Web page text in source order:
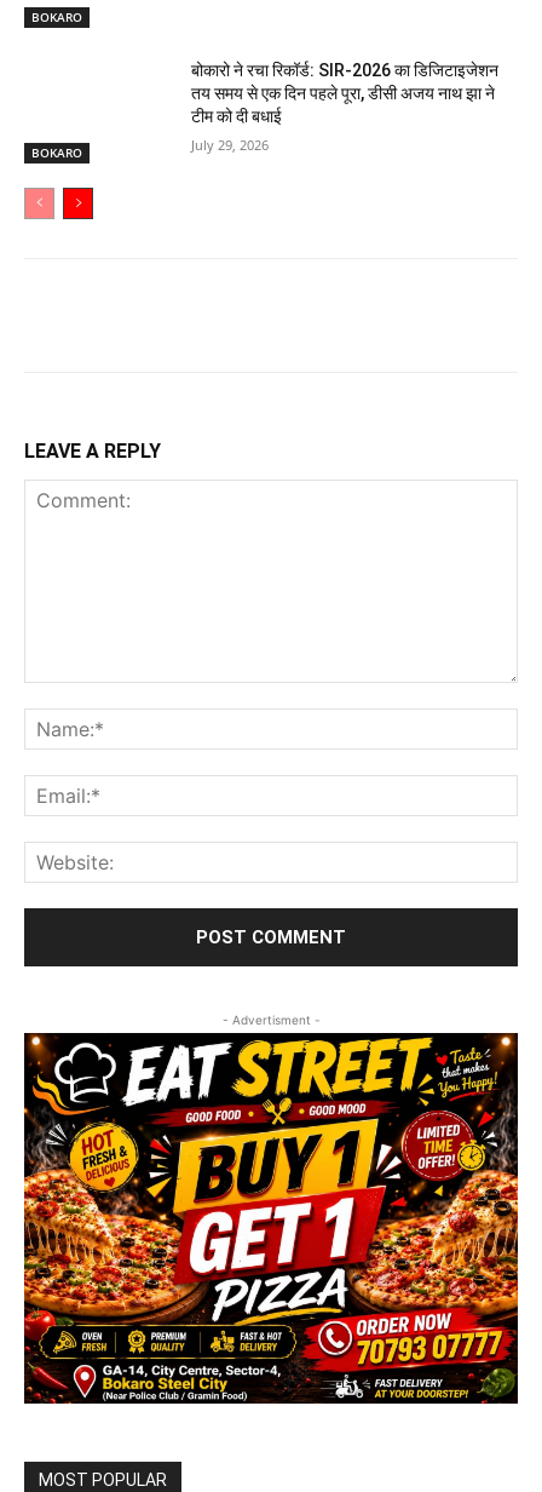
BOKARO
BOKARO
बोकारो ने रचा रिकॉर्ड: SIR-2026 का डिजिटाइजेशन
तय समय से एक दिन पहले पूरा, डीसी अजय नाथ झा ने
टीम को दी बधाई
July 29, 2026
LEAVE A REPLY
- Advertisment -
MOST POPULAR